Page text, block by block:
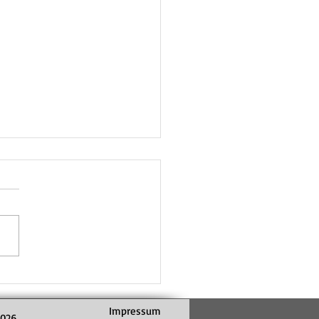
Mal in dieser Saison
Impressum